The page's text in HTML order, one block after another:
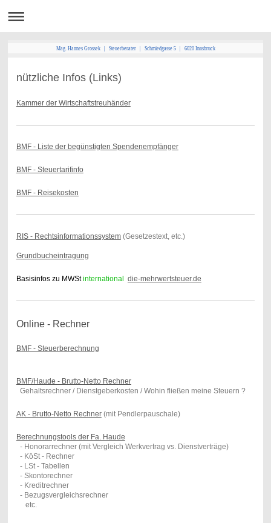
Mag. Hannes Grossek | Steuerberater | Schmiedgasse 5 | 6020 Innsbruck
nützliche Infos (Links)
Kammer der Wirtschaftstreuhänder
BMF - Liste der begünstigten Spendenempfänger
BMF - Steuertarifinfo
BMF - Reisekosten
RIS - Rechtsinformationssystem(Gesetzestext, etc.)
Grundbucheintragung
Basisinfos zu MWStinternational die-mehrwertsteuer.de
Online - Rechner
BMF - Steuerberechnung
BMF/Haude - Brutto-Netto Rechner
Gehaltsrechner / Dienstgeberkosten / Wohin fließen meine Steuern ?
AK - Brutto-Netto Rechner(mit Pendlerpauschale)
Berechnungstools der Fa. Haude
- Honorarrechner (mit Vergleich Werkvertrag vs. Dienstverträge)
- KöSt - Rechner
- LSt - Tabellen
- Skontorechner
- Kreditrechner
- Bezugsvergleichsrechner
etc.